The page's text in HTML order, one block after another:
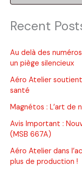
du
Recent
Au delà des
un piège silencieux
Aéro Atelier soutient
santé
Magnétos : L’art de
Avis Important :
(MSB 667A)
Aéro Atelier dans
plus de production !